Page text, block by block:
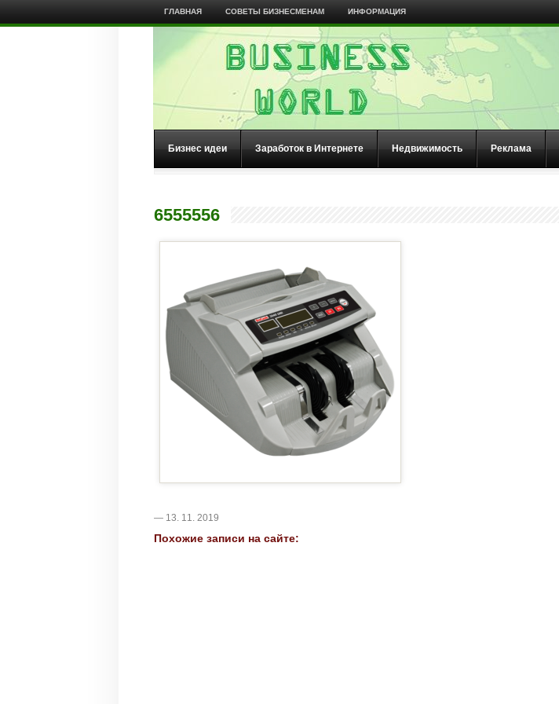
ГЛАВНАЯ СОВЕТЫ БИЗНЕСМЕНАМ ИНФОРМАЦИЯ
Бизнес идеи Заработок в Интернете Недвижимость Реклама
6555556
— 13. 11. 2019
Похожие записи на сайте: